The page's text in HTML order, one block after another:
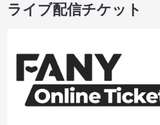
ライブ配信チケット